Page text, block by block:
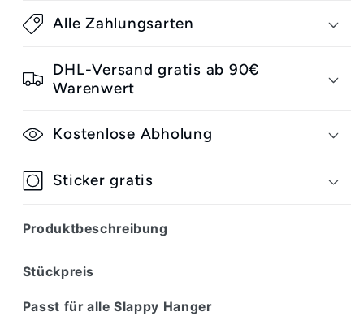
Low
ReplacementReplacement
Alle Zahlungsarten
DHL-Versand gratis ab 90€
Warenwert
Kostenlose Abholung
Sticker gratis
Produktbeschreibung
Stückpreis
Passt für alle Slappy Hanger